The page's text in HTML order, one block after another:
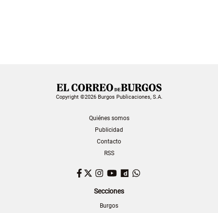
Copyright ©2026 Burgos Publicaciones, S.A.
Quiénes somos
Publicidad
Contacto
RSS
Facebook
TwitterInstagram
YouTubeDailymotion
Secciones
Burgos